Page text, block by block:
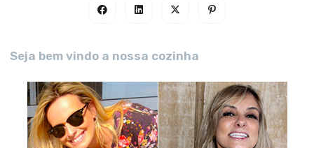
Seja bem vindo a nossa cozinha